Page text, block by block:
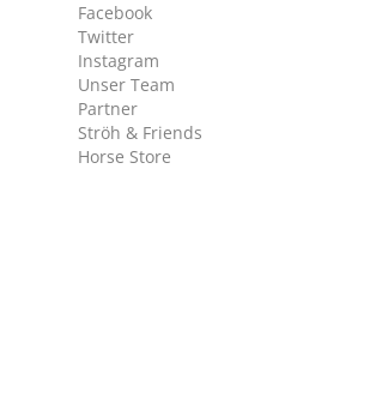
Facebook
Twitter
Instagram
Unser Team
Partner
Ströh & Friends
Horse Store